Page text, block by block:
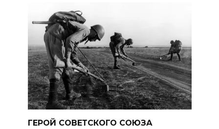
ГЕРОЙ СОВЕТСКОГО СОЮЗА